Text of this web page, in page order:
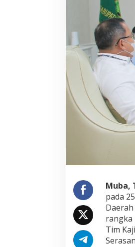
Muba,
pada
rangka
Tim